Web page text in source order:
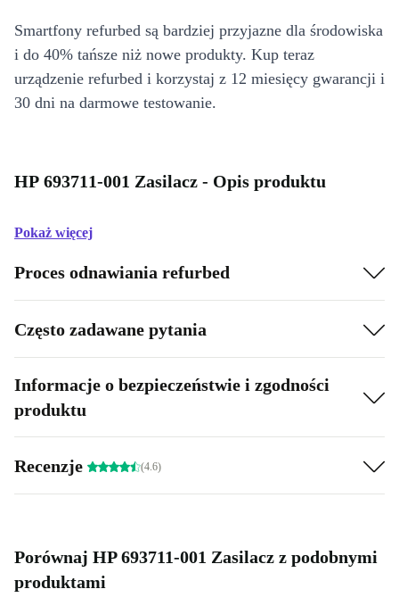
Smartfony refurbed są bardziej przyjazne dla środowiska
i do 40% tańsze niż nowe produkty. Kup teraz
urządzenie refurbed i korzystaj z 12 miesięcy gwarancji i
30 dni na darmowe testowanie.
HP 693711-001 Zasilacz - Opis produktu
Pokaż więcej
Proces odnawiania refurbed
Często zadawane pytania
Informacje o bezpieczeństwie i zgodności
produktu
Recenzje (4.6)
Porównaj HP 693711-001 Zasilacz z podobnymi
produktami